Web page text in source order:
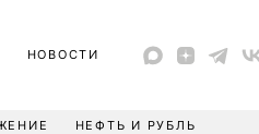
НОВОСТИ
НЕФТЬ И РУБЛЬ